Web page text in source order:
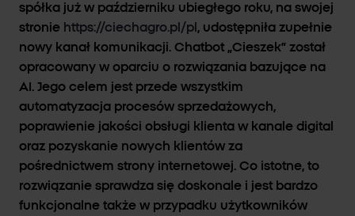
spółka już w październiku ubiegłego roku, na swojej
stronie https://ciechagro.pl/pl , udostępniła zupełnie
nowy kanał komunikacji. Chatbot „Cieszek” został
opracowany w oparciu o rozwiązania bazujące na
AI. Jego celem jest przede wszystkim
automatyzacja procesów sprzedażowych,
poprawienie jakości obsługi klienta w kanale digital
oraz pozyskanie nowych klientów za
pośrednictwem strony internetowej. Co istotne, to
rozwiązanie sprawdza się doskonale i jest bardzo
funkcjonalne także w przypadku użytkowników